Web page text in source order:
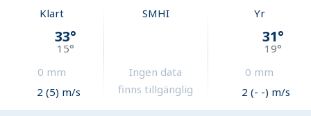
Klart
33°
15°
0 mm
2 (5) m/s
SMHI
Ingen data
finns tillgänglig
Yr
31°
19°
0 mm
2 (- -) m/s